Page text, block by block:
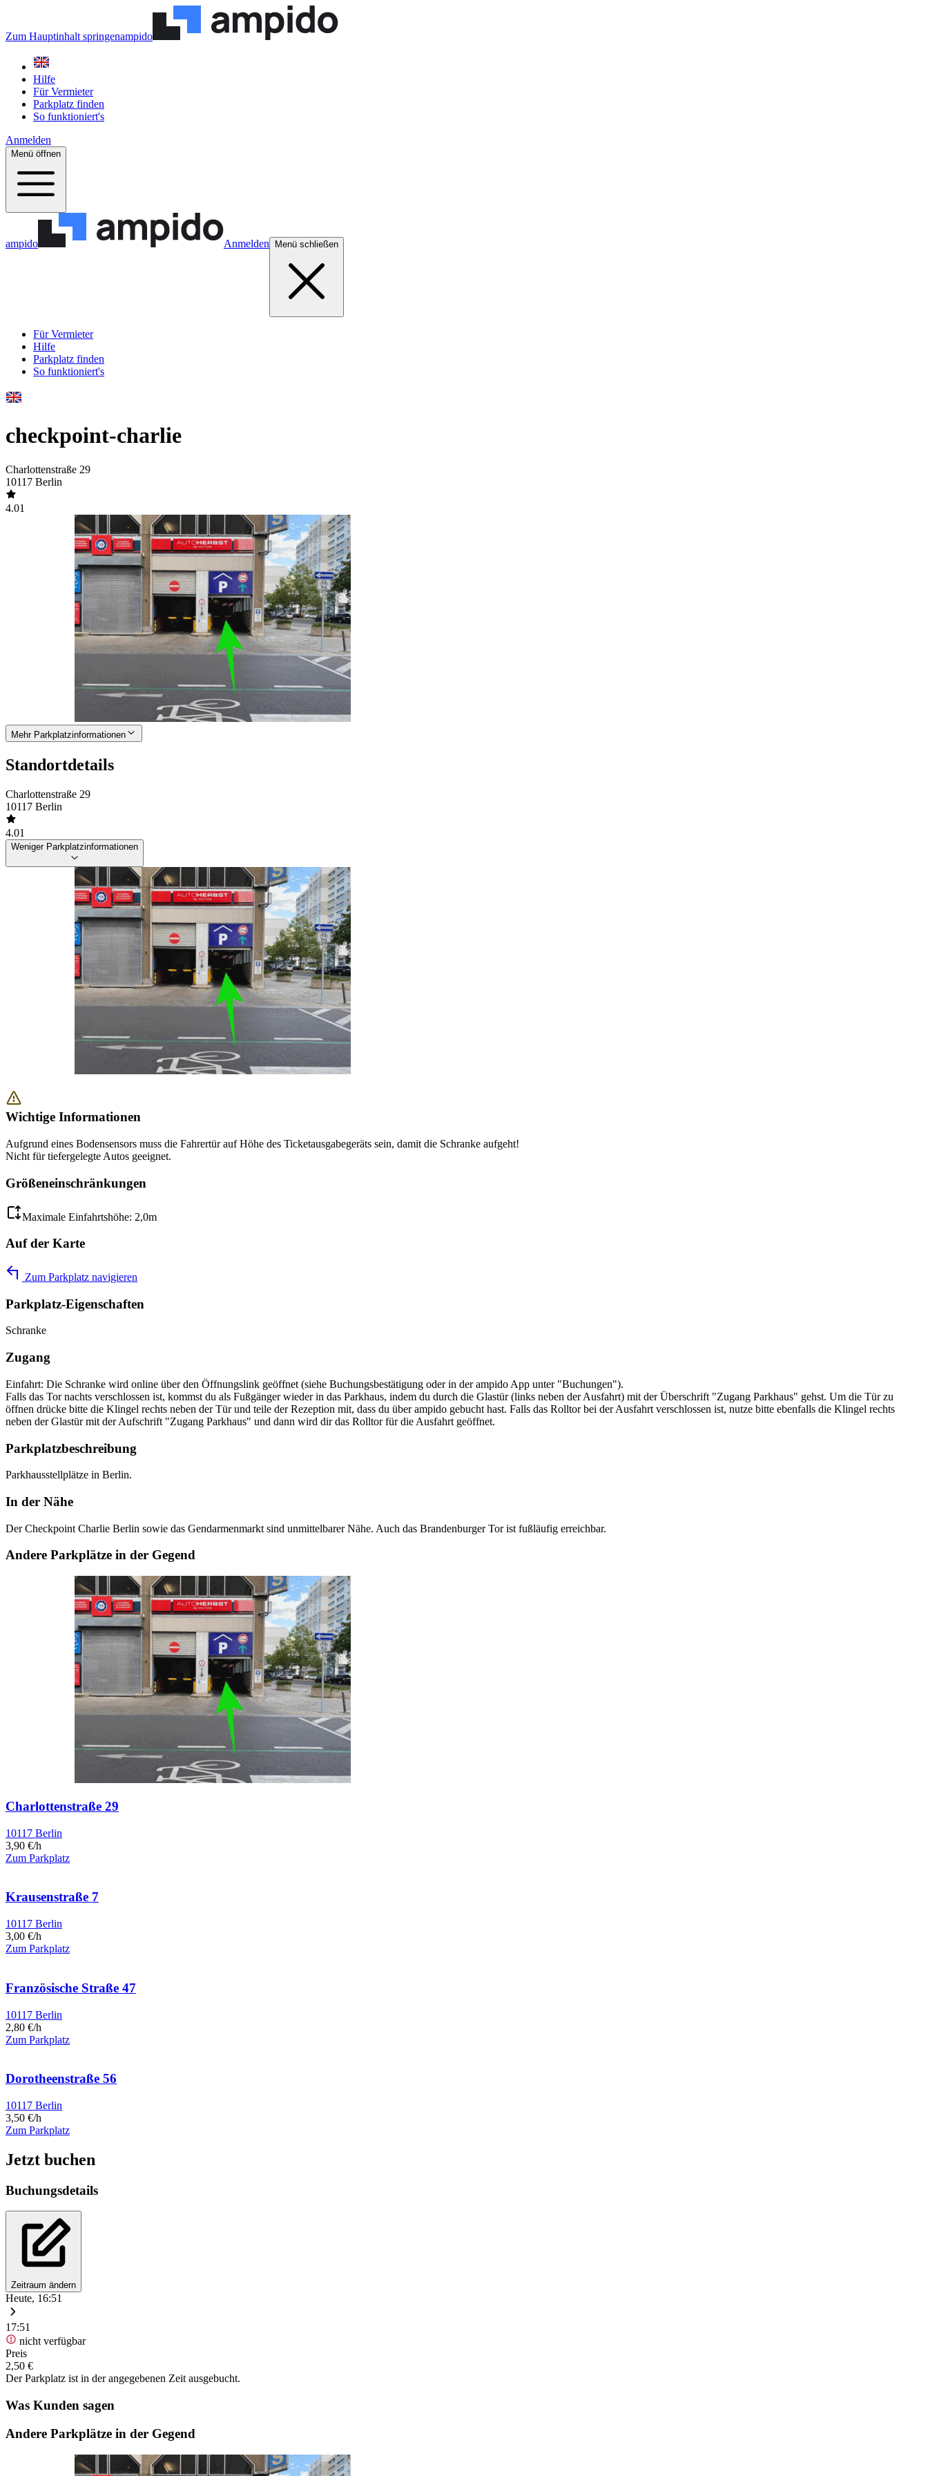
Zum Hauptinhalt springenampido
Hilfe
Für Vermieter
Parkplatz finden
So funktioniert's
Anmelden
Menü öffnen
ampido Anmelden Menü schließen
Für Vermieter
Hilfe
Parkplatz finden
So funktioniert's
checkpoint-charlie
Charlottenstraße 29
10117 Berlin
4.01
Mehr Parkplatzinformationen
Standortdetails
Charlottenstraße 29
10117 Berlin
4.01
Weniger Parkplatzinformationen
Wichtige Informationen
Aufgrund eines Bodensensors muss die Fahrertür auf Höhe des Ticketausgabegeräts sein, damit die Schranke aufgeht!
Nicht für tiefergelegte Autos geeignet.
Größeneinschränkungen
Maximale Einfahrtshöhe: 2,0m
Auf der Karte
Zum Parkplatz navigieren
Parkplatz-Eigenschaften
Schranke
Zugang
Einfahrt: Die Schranke wird online über den Öffnungslink geöffnet (siehe Buchungsbestätigung oder in der ampido App unter "Buchungen").
Falls das Tor nachts verschlossen ist, kommst du als Fußgänger wieder in das Parkhaus, indem du durch die Glastür (links neben der Ausfahrt) mit der Überschrift "Zugang Parkhaus" gehst. Um die Tür zu
öffnen drücke bitte die Klingel rechts neben der Tür und teile der Rezeption mit, dass du über ampido gebucht hast. Falls das Rolltor bei der Ausfahrt verschlossen ist, nutze bitte ebenfalls die Klingel rechts
neben der Glastür mit der Aufschrift "Zugang Parkhaus" und dann wird dir das Rolltor für die Ausfahrt geöffnet.
Parkplatzbeschreibung
Parkhausstellplätze in Berlin.
In der Nähe
Der Checkpoint Charlie Berlin sowie das Gendarmenmarkt sind unmittelbarer Nähe. Auch das Brandenburger Tor ist fußläufig erreichbar.
Andere Parkplätze in der Gegend
Charlottenstraße 29
10117 Berlin
3,90 €/h
Zum Parkplatz
Krausenstraße 7
10117 Berlin
3,00 €/h
Zum Parkplatz
Französische Straße 47
10117 Berlin
2,80 €/h
Zum Parkplatz
Dorotheenstraße 56
10117 Berlin
3,50 €/h
Zum Parkplatz
Jetzt buchen
Buchungsdetails
Zeitraum ändern
Heute, 16:51
17:51
nicht verfügbar
Preis
2,50 €
Der Parkplatz ist in der angegebenen Zeit ausgebucht.
Was Kunden sagen
Andere Parkplätze in der Gegend